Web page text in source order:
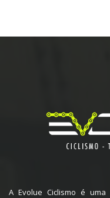
A Evolue Ciclismo é